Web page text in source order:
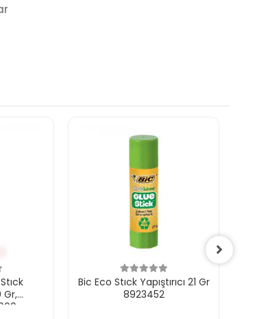
Bic Eco Stıck Yapıştırıcı 21 Gr
8923452